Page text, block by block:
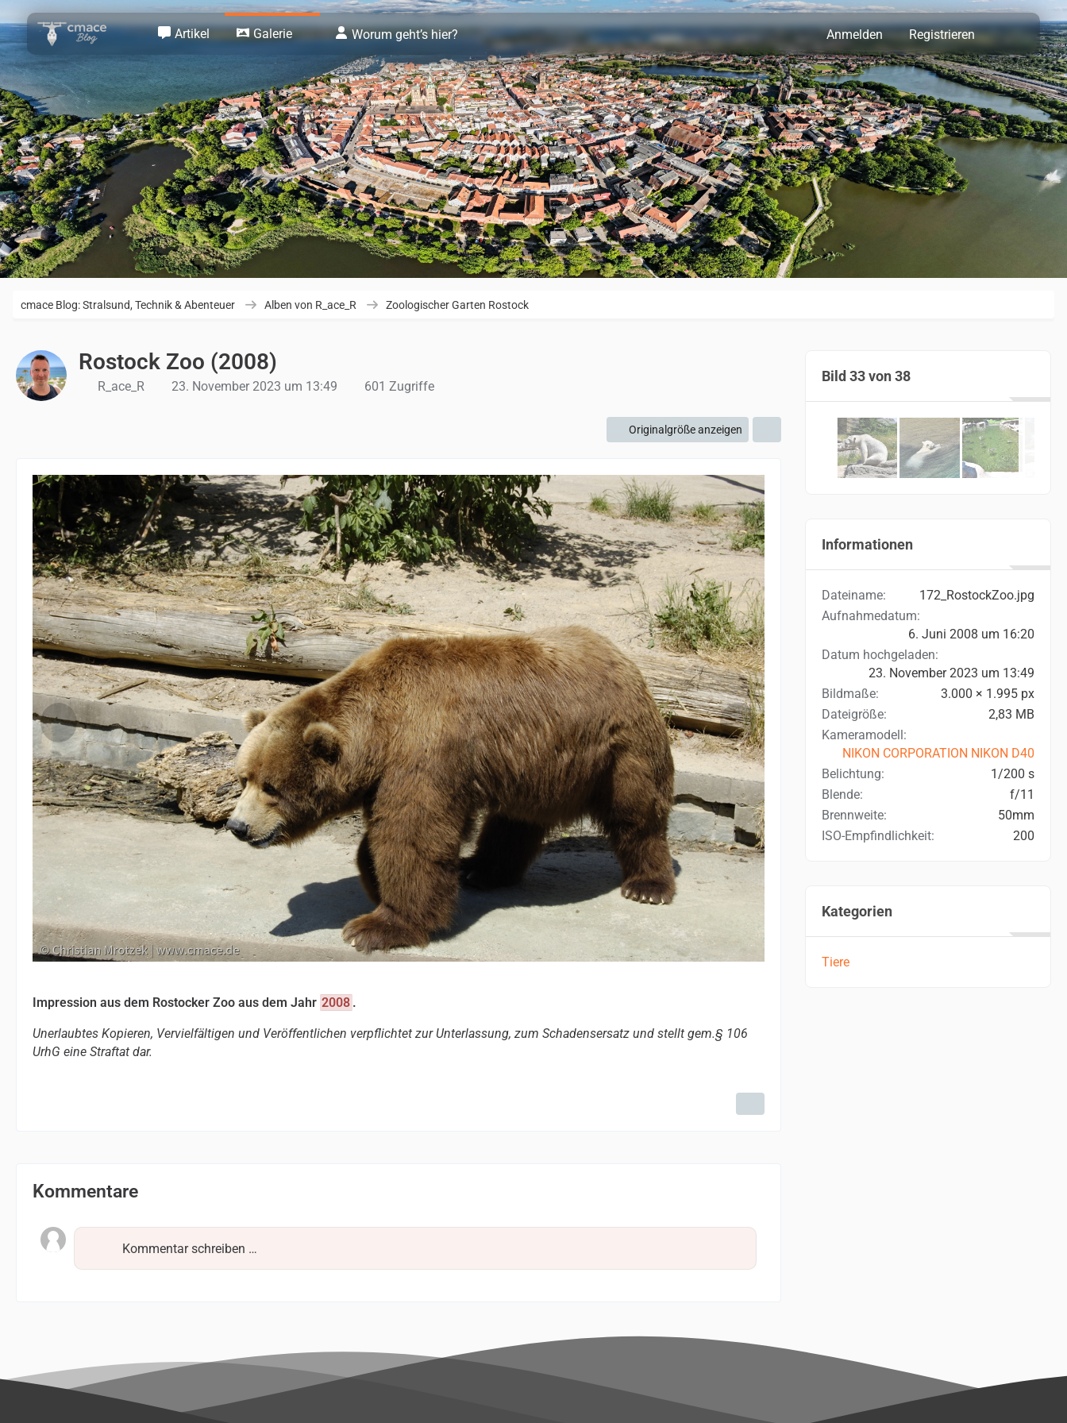
Artikel Galerie Worum geht’s hier? Anmelden Registrieren
cmace Blog: Stralsund, Technik & Abenteuer Alben von R_ace_R Zoologischer Garten Rostock
Rostock Zoo (2008)
R_ace_R 23. November 2023 um 13:49 601 Zugriffe
Originalgröße anzeigen
Impression aus dem Rostocker Zoo aus dem Jahr 2008 .
Unerlaubtes Kopieren, Vervielfältigen und Veröffentlichen verpflichtet zur Unterlassung, zum Schadensersatz und stellt gem.§ 106
UrhG eine Straftat dar.
Kommentare
Kommentar schreiben …
Bild 33 von 38
Informationen
Dateiname
172_RostockZoo.jpg
Aufnahmedatum
6. Juni 2008 um 16:20
Datum hochgeladen
23. November 2023 um 13:49
Bildmaße
3.000 × 1.995 px
Dateigröße
2,83 MB
Kameramodell
NIKON CORPORATION NIKON D40
Belichtung
1/200 s
Blende
f/11
Brennweite
50mm
ISO-Empfindlichkeit
200
Kategorien
Tiere